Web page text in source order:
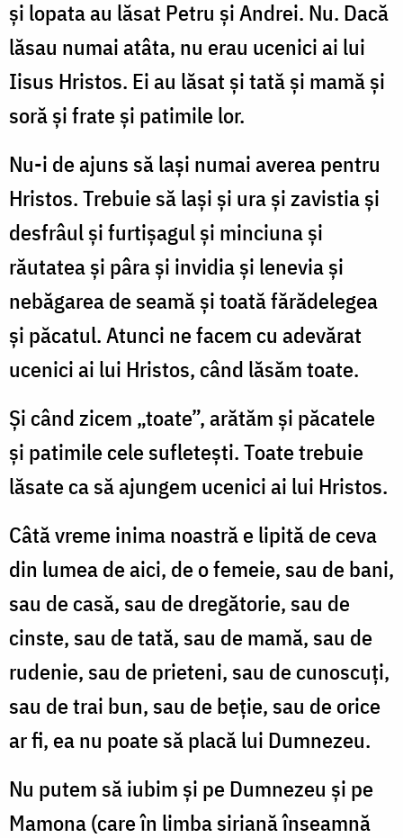
şi lopata au lăsat Petru şi Andrei. Nu. Dacă
lăsau numai atâta, nu erau ucenici ai lui
Iisus Hristos. Ei au lăsat şi tată şi mamă şi
soră şi frate şi patimile lor.
Nu-i de ajuns să laşi numai averea pentru
Hristos. Trebuie să laşi şi ura şi zavistia şi
desfrâul şi furtişagul şi minciuna şi
răutatea şi pâra şi invidia şi lenevia şi
nebăgarea de seamă şi toată fărădelegea
şi păcatul. Atunci ne facem cu adevărat
ucenici ai lui Hristos, când lăsăm toate.
Şi când zicem „toate”, arătăm şi păcatele
şi patimile cele sufleteşti. Toate trebuie
lăsate ca să ajungem ucenici ai lui Hristos.
Câtă vreme inima noastră e lipită de ceva
din lumea de aici, de o femeie, sau de bani,
sau de casă, sau de dregătorie, sau de
cinste, sau de tată, sau de mamă, sau de
rudenie, sau de prieteni, sau de cunoscuţi,
sau de trai bun, sau de beţie, sau de orice
ar fi, ea nu poate să placă lui Dumnezeu.
Nu putem să iubim şi pe Dumnezeu şi pe
Mamona (care în limba siriană înseamnă